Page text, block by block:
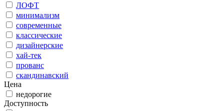
ЛОФТ
минимализм
современные
классические
дизайнерские
хай-тек
прованс
скандинавский
Цена
недорогие
Доступность